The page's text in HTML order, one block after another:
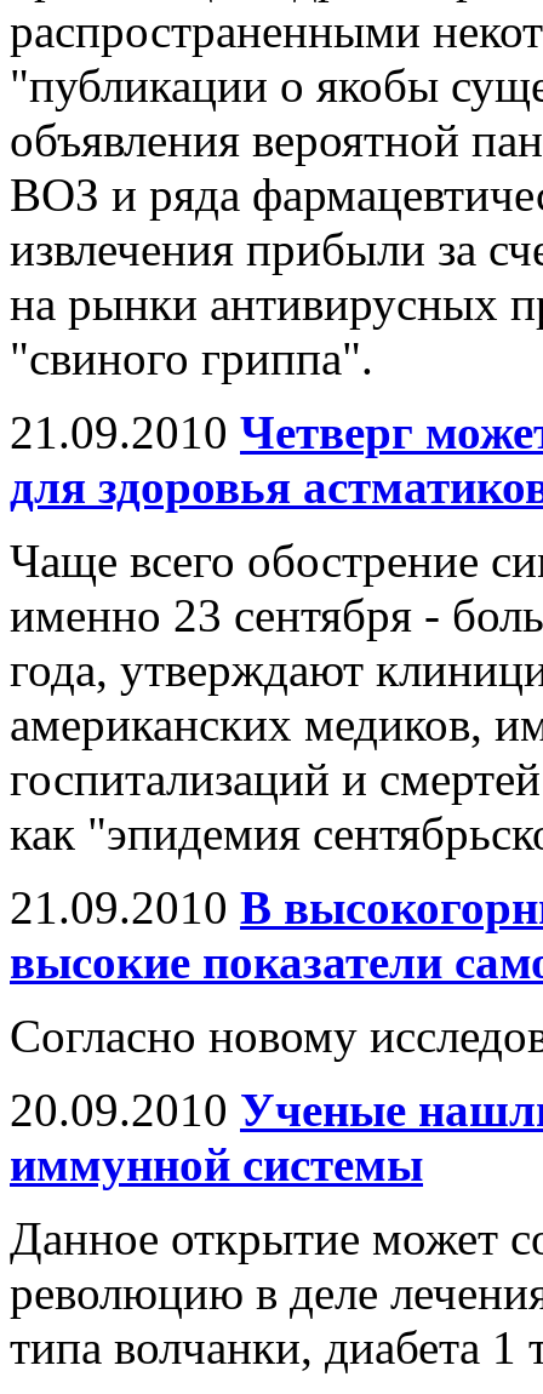
распространенными
"публикации о якобы
объявления вероятной
ВОЗ и ряда
извлечения прибыли за
на рынки антивирусных
"свиного гриппа".
21.09.2010 Четверг
для здоровья
Чаще всего обострение
именно 23 сентября -
года, утверждают
американских медиков,
госпитализаций и
как "эпидемия
21.09.2010 В
высокие показатели
Cогласно новому
20.09.2010 Ученые
иммунной системы
Данное открытие может
революцию в деле
типа волчанки, диабета 1